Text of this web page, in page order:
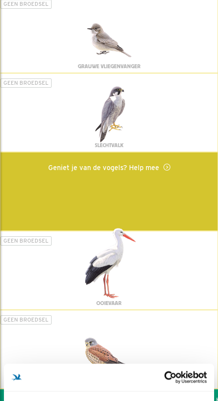
GEEN BROEDSEL
GRAUWE VLIEGENVANGER
GEEN BROEDSEL
SLECHTVALK
Geniet je van de vogels? Help mee
GEEN BROEDSEL
OOIEVAAR
GEEN BROEDSEL